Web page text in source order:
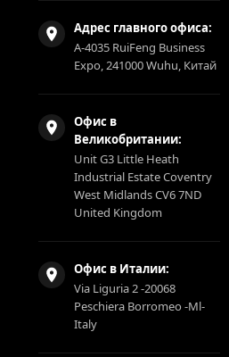
Адрес главного офиса:
A-4035 RuiFeng Business
Expo, 241000 Wuhu, Китай
Офис в
Великобритании:
Unit G3 Little Heath
Industrial Estate Coventry
West Midlands CV6 7ND
United Kingdom
Офис в Италии:
Via Liguria 2 -20068
Peschiera Borromeo -Ml-
Italy